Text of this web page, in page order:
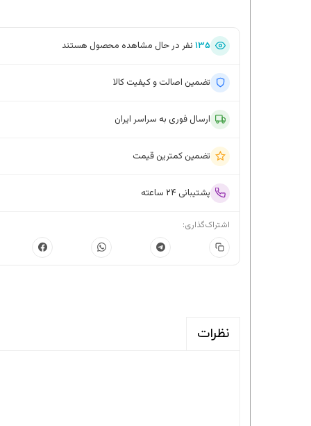
۱۳۵ نفر در حال مشاهده محصول هستند
تضمین اصالت و کیفیت کالا
ارسال فوری به سراسر ایران
تضمین کمترین قیمت
پشتیبانی ۲۴ ساعته
اشتراک‌گذاری:
نظرات